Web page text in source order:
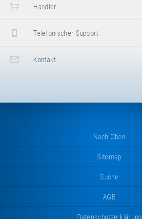
Händler
Telefonischer Support
Kontakt
Nach Oben
Sitemap
Suche
AGB
Datenschutzerklärung